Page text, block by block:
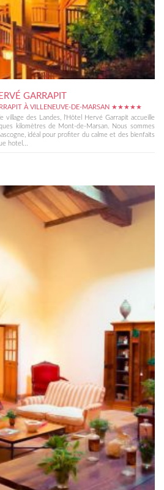
GARRAPIT
À VILLENEUVE-DE-MARSAN ★★★★★
village des Landes, l'Hôtel Hervé Garrapit accueille
kilomètres de Mont-de-Marsan. Nous sommes
idéal pour profiter du calme et des bienfaits
hotel...